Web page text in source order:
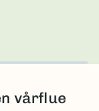
vårflue